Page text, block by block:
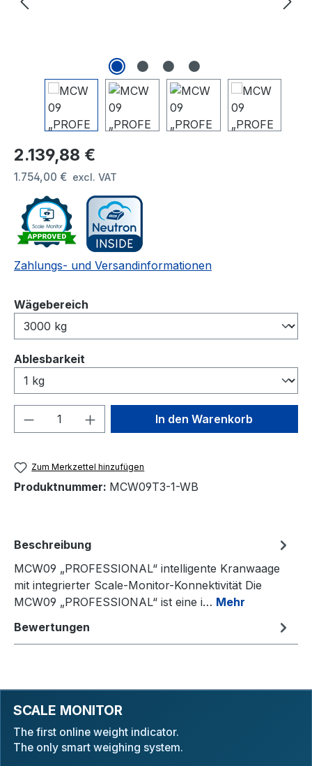
Regulärer Preis:
2.139,88 €
1.754,00 € excl. VAT
Zahlungs- und Versandinformationen
Wägebereich
Ablesbarkeit
Produkt Anzahl: Gib denIn den Warenkorb
Zum Merkzettel hinzufügen
Produktnummer: MCW09T3-1-WB
Beschreibung
MCW09 „PROFESSIONAL“ intelligente Kranwaage
mit integrierter Scale-Monitor-Konnektivität Die
MCW09 „PROFESSIONAL“ ist eine i… Mehr
Bewertungen
SCALE MONITOR
The first online weight indicator.
The only smart weighing system.